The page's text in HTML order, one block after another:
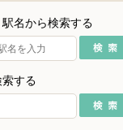
名から検索する
する